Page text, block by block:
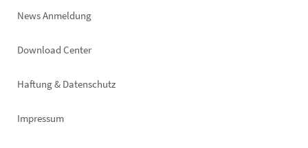
News Anmeldung
Footer
Download Center
Haftung & Datenschutz
Impressum